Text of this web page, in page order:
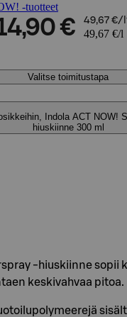
-tuotteet
€ 49,67 €/l
49,67 €/l
Valitse toimitustapa
Indola ACT NOW!
hiuskiinne 300 ml
-hiuskiinne sopii
keskivahvaa pitoa.